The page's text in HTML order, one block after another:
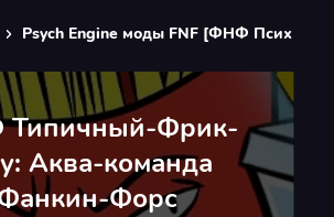
Psych Engine моды FNF [ФНФ Псих
Фрик-
Аква-команда
Форс